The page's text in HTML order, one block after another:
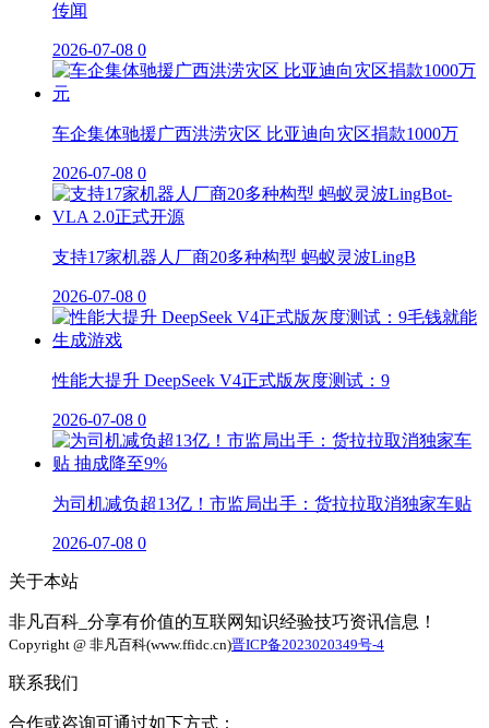
传闻
2026-07-08 0
车企集体驰援广西洪涝灾区 比亚迪向灾区捐款1000万
2026-07-08 0
支持17家机器人厂商20多种构型 蚂蚁灵波LingB
2026-07-08 0
性能大提升 DeepSeek V4正式版灰度测试：9
2026-07-08 0
为司机减负超13亿！市监局出手：货拉拉取消独家车贴
2026-07-08 0
关于本站
非凡百科_分享有价值的互联网知识经验技巧资讯信息！
Copyright @ 非凡百科(www.ffidc.cn)晋ICP备2023020349号-4
联系我们
合作或咨询可通过如下方式：